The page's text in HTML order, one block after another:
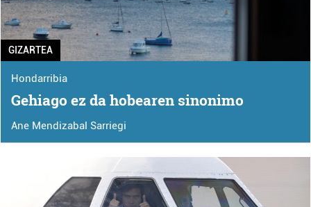
GIZARTEA
Hondarribia
Gehiago ez da hobearen sinonimo
Ane Mendizabal Sarriegi